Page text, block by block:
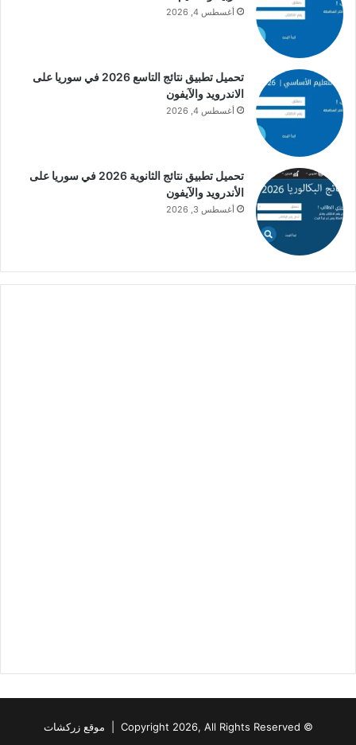
أغسطس 4, 2026
تحميل تطبيق نتائج التاسع 2026 في سوريا على
الاندرويد والآيفون
أغسطس 4, 2026
تحميل تطبيق نتائج الثانوية 2026 في سوريا على
الأندرويد والآيفون
أغسطس 3, 2026
© Copyright 2026, All Rights Reserved | موقع زركشات